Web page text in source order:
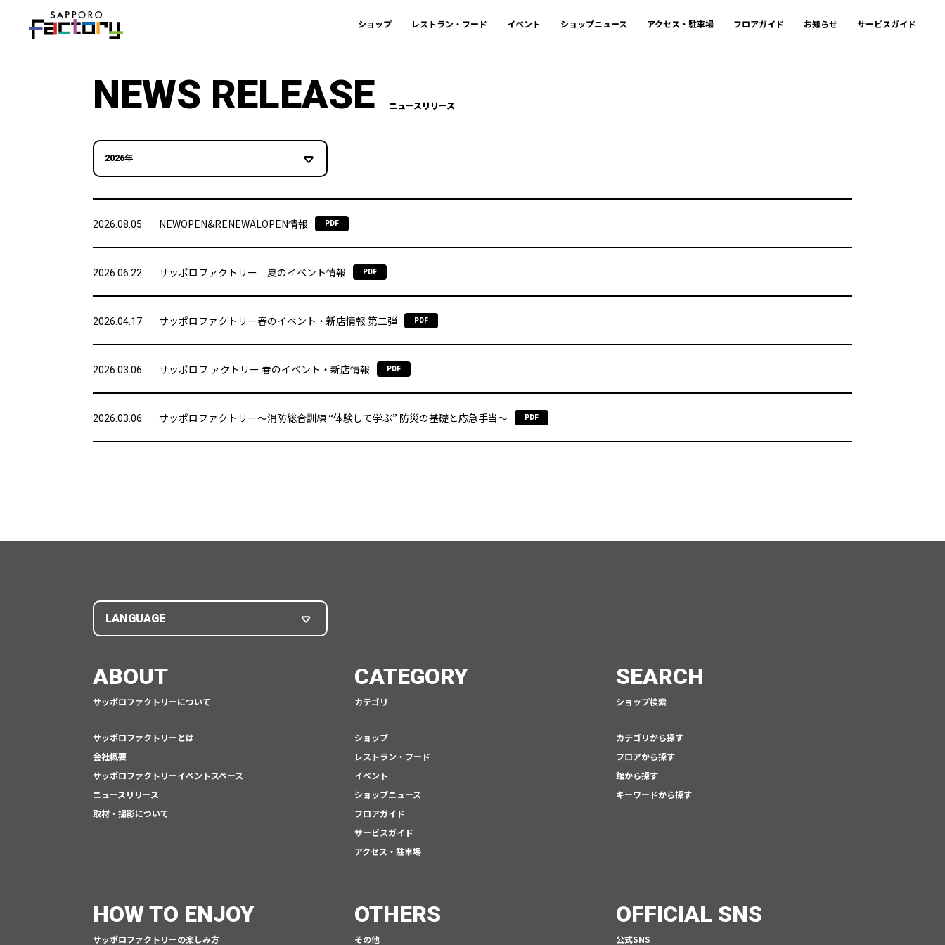
ショップ レストラン・フード イベント ショップニュース アクセス・駐車場 フロアガイド お知らせ サービスガイド
NEWS RELEASE ニュースリリース
2026年
2026.08.05 NEWOPEN&RENEWALOPEN情報 PDF
2026.06.22 サッポロファクトリー 夏のイベント情報 PDF
2026.04.17 サッポロファクトリー春のイベント・新店情報 第二弾 PDF
2026.03.06 サッポロフ ァクトリー 春のイベント・新店情報 PDF
2026.03.06 サッポロファクトリー～消防総合訓練 “体験して学ぶ” 防災の基礎と応急手当～ PDF
LANGUAGE
ABOUT
サッポロファクトリーについて
サッポロファクトリーとは
会社概要
サッポロファクトリーイベントスペース
ニュースリリース
取材・撮影について
CATEGORY
カテゴリ
ショップ
レストラン・フード
イベント
ショップニュース
フロアガイド
サービスガイド
アクセス・駐車場
SEARCH
ショップ検索
カテゴリから探す
フロアから探す
館から探す
キーワードから探す
HOW TO ENJOY
サッポロファクトリーの楽しみ方
OTHERS
その他
OFFICIAL SNS
公式SNS